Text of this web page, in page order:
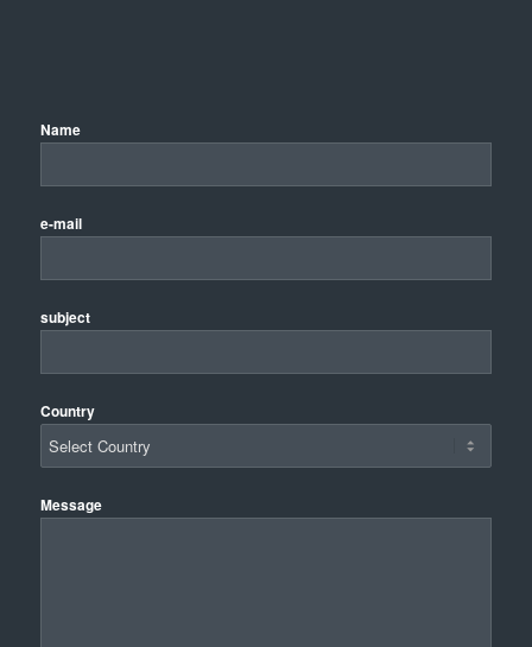
Name
e-mail
subject
Country
Message